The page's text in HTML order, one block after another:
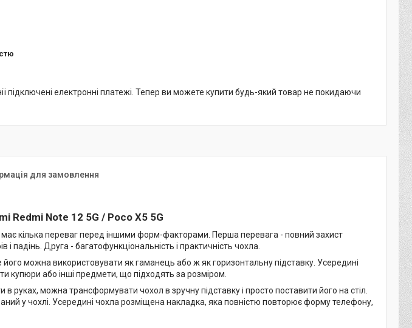
підключені електронні платежі. Тепер ви можете купити будь-який товар не покидаючи
для замовлення
Redmi Note 12 5G / Poco X5 5G
кілька переваг перед іншими форм-факторами. Перша перевага - повний захист
і падінь. Друга - багатофункціональність і практичність чохла.
можна використовувати як гаманець або ж як горизонтальну підставку. Усередині
купюри або інші предмети, що підходять за розміром.
в руках, можна трансформувати чохол в зручну підставку і просто поставити його на стіл.
у чохлі. Усередині чохла розміщена накладка, яка повністю повторює форму телефону,